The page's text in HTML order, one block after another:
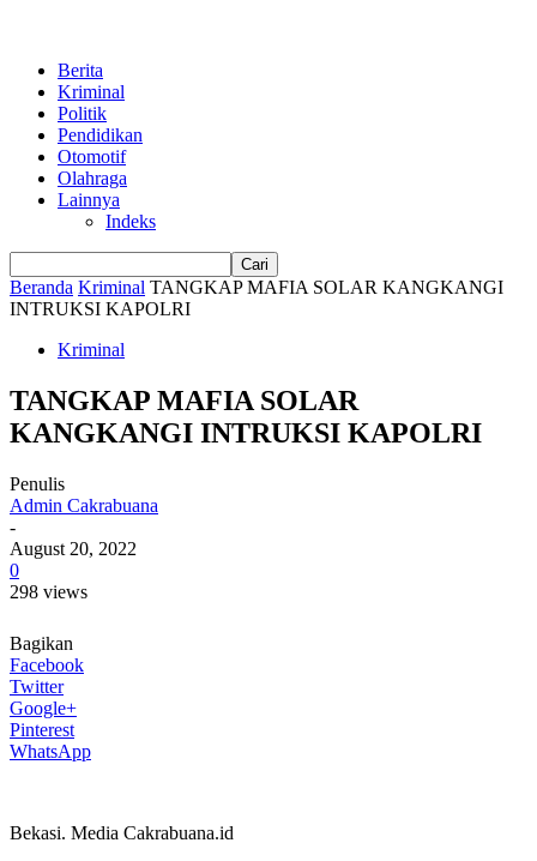
Berita
Kriminal
Politik
Pendidikan
Otomotif
Olahraga
Lainnya
Indeks
Beranda Kriminal TANGKAP MAFIA SOLAR KANGKANGI
INTRUKSI KAPOLRI
Kriminal
TANGKAP MAFIA SOLAR
KANGKANGI INTRUKSI KAPOLRI
Penulis
Admin Cakrabuana
-
August 20, 2022
0
298 views
Bagikan
Facebook
Twitter
Google+
Pinterest
WhatsApp
Bekasi. Media Cakrabuana.id